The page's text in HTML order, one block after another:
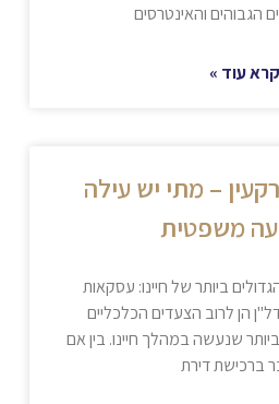
הגבוהים והאינטרסים
קרא עוד »
– מתי יש עילה
משפטית
ביותר של חיינו: עסקאות
הן לרוב הצעדים הכלכליים
שנעשה במהלך חיינו. בין אם
ברכישת דירת